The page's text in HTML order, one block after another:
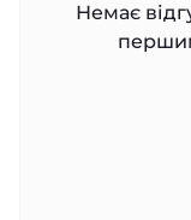
Немає